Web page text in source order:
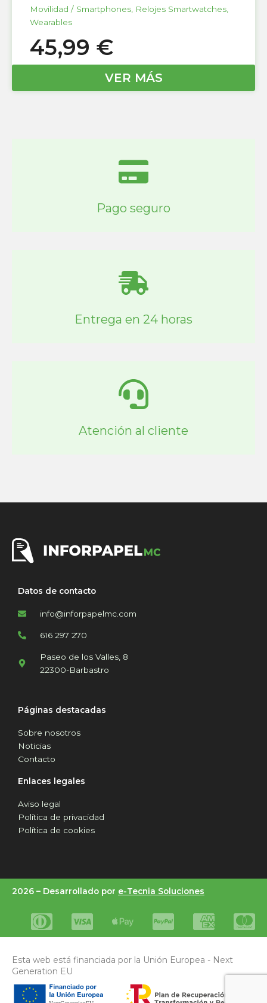
Movilidad / Smartphones, Relojes Smartwatches,
Wearables
45,99 €
VER MÁS
Pago seguro
Entrega en 24 horas
Atención al cliente
Datos de contacto
info@inforpapelmc.com
616 297 270
Paseo de los Valles, 8
22300-Barbastro
Páginas destacadas
Sobre nosotros
Noticias
Contacto
Enlaces legales
Aviso legal
Política de privacidad
Política de cookies
2026 – Desarrollado por e-Tecnia Soluciones
Esta web está financiada por la Unión Europea - Next
Generation EU